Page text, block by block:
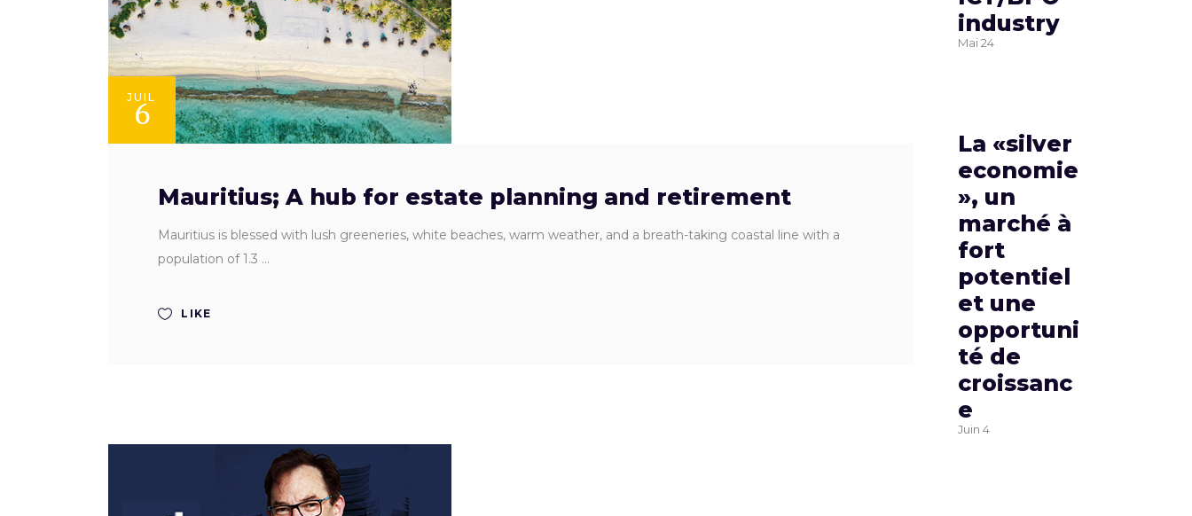
JUIL
6
Mauritius; A hub for estate planning and retirement
Mauritius is blessed with lush greeneries, white beaches, warm weather, and a breath-taking coastal line with a
population of 1.3
LIKE
industry
Mai 24
La «silver
economie
», un
marché à
fort
potentiel
et une
opportuni
té de
croissanc
e
Juin 4